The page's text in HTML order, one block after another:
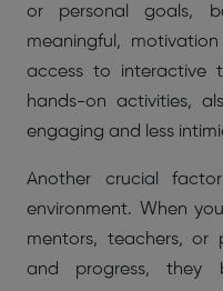
or personal goals,
meaningful,
access to interactive
hands-on activities,
engaging and less
Another crucial
environment. When
mentors, teachers, or
and progress, they